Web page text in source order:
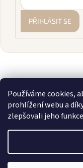
Používáme cookies,
prohlížení webu a
zlepšovali jeho
PŘIHLÁSIT SE
Copyright 2026